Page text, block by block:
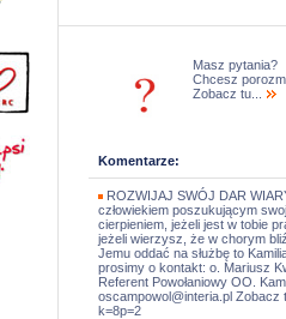
Masz pytania?
Chcesz
Zobacz tu...
Komentarze:
ROZWIJAJ SWÓJ DAR
człowiekiem poszukującym
cierpieniem, jeżeli jest w tobie
jeżeli wierzysz, że w chorym
Jemu oddać na służbę to
prosimy o kontakt: o. Mariusz
Referent Powołaniowy OO.
oscampowol@interia.pl Zobacz
k=8p=2